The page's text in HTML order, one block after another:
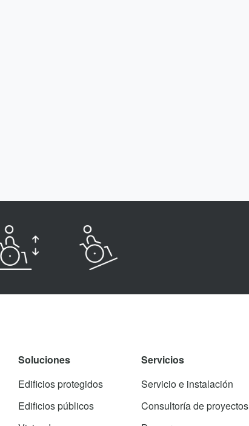
Soluciones
Edificios protegidos
Edificios públicos
Servicios
Servicio e instalación
Consultoría de proyectos